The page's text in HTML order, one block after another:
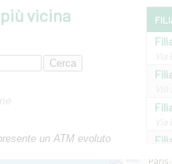
vicina
un ATM evoluto